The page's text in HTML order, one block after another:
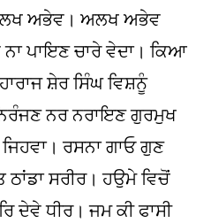
ਅਭੇਵ। ਅਲਖ ਅਭੇਵ
ਪਾਇਣ ਚਾਰੇ ਵੇਦਾ। ਕਿਆ
ਸ਼ੇਰ ਸਿੰਘ ਵਿਸ਼ਨੂੰ
ਨਰ ਨਰਾਇਣ ਗੁਰਮੁਖ
ਰਸਨਾ ਗਾਓ ਗੁਣ
ਸਰੀਰ। ਹਉਮੇ ਵਿਚੋਂ
ਦੇਵੇ ਧੀਰ। ਜਮ ਕੀ ਫਾਸੀ